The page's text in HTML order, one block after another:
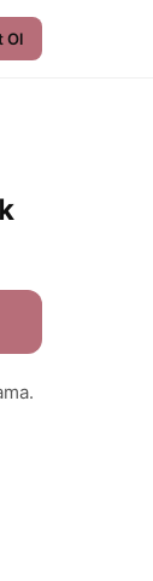
Ol